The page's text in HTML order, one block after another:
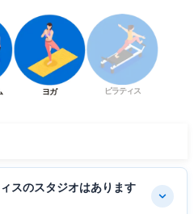
ヨガ ピラティス
スのスタジオはあります